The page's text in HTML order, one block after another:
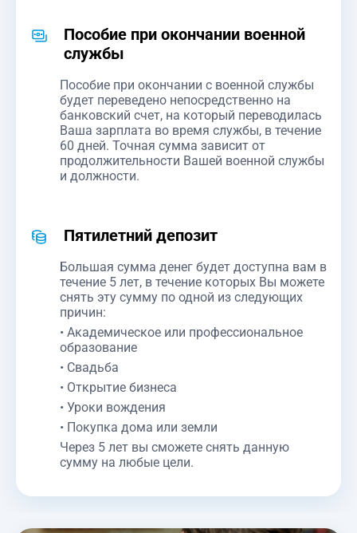
Пособие при окончании военной
службы
Пособие при окончании с военной службы
будет переведено непосредственно на
банковский счет, на который переводилась
Ваша зарплата во время службы, в течение
60 дней. Точная сумма зависит от
продолжительности Вашей военной службы
и должности.
Пятилетний депозит
Большая сумма денег будет доступна вам в
течение 5 лет, в течение которых Вы можете
снять эту сумму по одной из следующих
причин:
• Академическое или профессиональное
образование
• Свадьба
• Открытие бизнеса
• Уроки вождения
• Покупка дома или земли
Через 5 лет вы сможете снять данную
сумму на любые цели.